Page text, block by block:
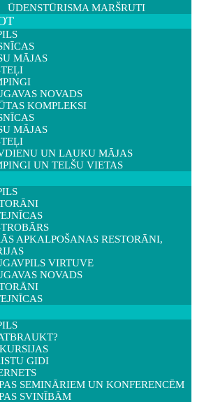
ŪDENSTŪRISMA MARŠRUTI
MĀJAS
NOVADS
KOMPLEKSI
MĀJAS
UN LAUKU MĀJAS
UN TELŠU VIETAS
APKALPOŠANAS RESTORĀNI,
VIRTUVE
NOVADS
GIDI
SEMINĀRIEM UN KONFERENCĒM
SVINĪBĀM